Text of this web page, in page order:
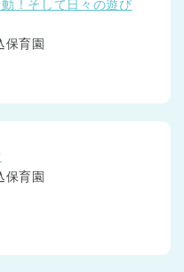
！そして日々の遊び
保育園
保育園